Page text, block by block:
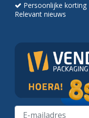
Persoonlijke korting
Relevant nieuws